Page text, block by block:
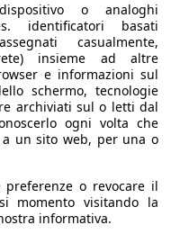
o analoghi
identificatori basati
casualmente,
insieme ad altre
e informazioni sul
schermo, tecnologie
archiviati sul o letti dal
ogni volta che
a un sito web, per una o
preferenze o revocare il
momento visitando la
informativa.